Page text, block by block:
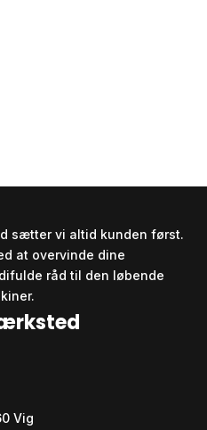
sætter vi altid kunden først.
at overvinde dine
råd til den løbende
Vig